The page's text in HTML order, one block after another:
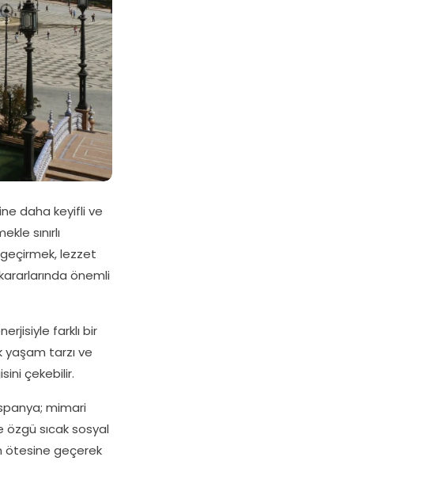
daha keyifli ve
sınırlı
lezzet
önemli
farklı bir
tarzı ve
çekebilir.
mimari
özgü sıcak sosyal
ötesine geçerek